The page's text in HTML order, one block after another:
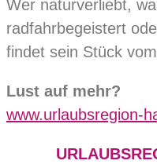
Wer naturverliebt,
radfahrbegeistert
findet sein Stück
Lust auf mehr?
www.urlaubsregion-